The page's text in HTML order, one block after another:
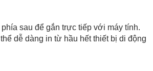
sau để gắn trực tiếp với máy tính.
dễ dàng in từ hầu hết thiết bị di động